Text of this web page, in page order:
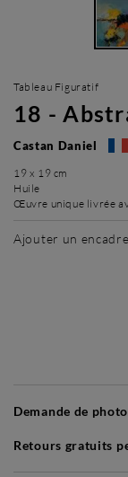
Tableau Figuratif
18 -
Castan Daniel
19 x 19 cm
Huile
Œuvre unique livrée
Ajouter un
Demande de
Retours gratuits